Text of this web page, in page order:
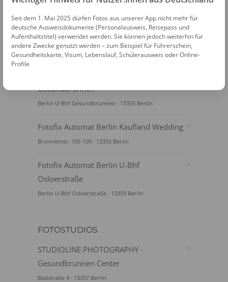
FOTOAUTOMATEN
Gesundbrunnen
Berlin U-Bhf Gesundbrunnen · 13355 Berlin
Fotofix Automat Berlin Kaufland Wedding
Brunnenstr. 105-109 · 13355 Berlin
Fotofix Automat Berlin U-Bhf
Osloerstraße
Berlin U-Bhf Osloerstraße · 13359 Berlin
FOTOSTUDIOS
STUDIOLINE PHOTOGRAPHY ·
Gesundbrunnen Center
Badstraße 4 · 13357 Berlin
Seit dem 1. Mai 2025 dürfen Fotos aus unserer App nicht mehr für
deutsche Ausweisdokumente (Personalausweis, Reisepass und
Aufenthaltstitel) verwendet werden. Sie können jedoch weiterhin für
andere Zwecke genutzt werden – zum Beispiel für Führerschein,
Gesundheitskarte, Visum, Lebenslauf, Schülerausweis oder Online-
Profile